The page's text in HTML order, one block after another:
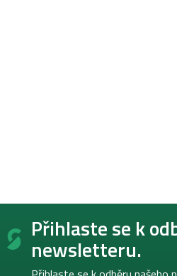
Z
Přihlaste se k
newsletteru.